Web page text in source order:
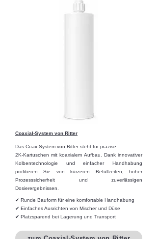
Coaxial-System von Ritter
Das Coax-System von Ritter steht für präzise
2K-Kartuschen mit koaxialem Aufbau. Dank innovativer
Kolbentechnologie und einfacher Handhabung
profitieren Sie von kürzeren Befüllzeiten, hoher
Prozesssicherheit und zuverlässigen
Dosierergebnissen.
✔ Runde Bauform für eine komfortable Handhabung
✔ Einfaches Ausrichten von Mischer und Düse
✔ Platzsparend bei Lagerung und Transport